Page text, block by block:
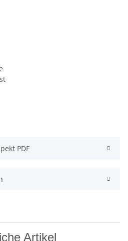
PDF
Artikel